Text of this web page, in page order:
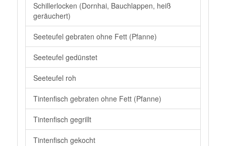
Schillerlocken (Dornhai, Bauchlappen, heiß
geräuchert)
Seeteufel gebraten ohne Fett (Pfanne)
Seeteufel gedünstet
Seeteufel roh
Tintenfisch gebraten ohne Fett (Pfanne)
Tintenfisch gegrillt
Tintenfisch gekocht